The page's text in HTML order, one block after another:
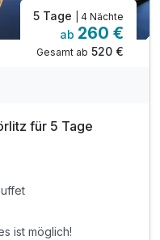
5 Tage | 4 Nächte
ab 260 €
Gesamt ab 520 €
für 5 Tage
ist möglich!